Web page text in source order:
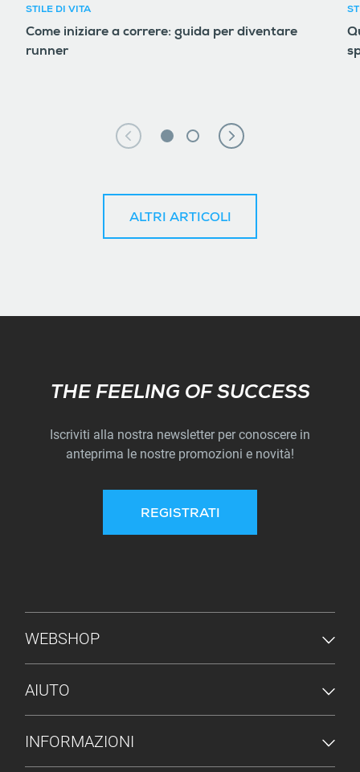
STILE DI VITA
Come iniziare a correre: guida per diventare
runner
ALTRI ARTICOLI
Subscribe
THE FEELING OF SUCCESS
Iscriviti alla nostra newsletter per conoscere in
anteprima le nostre promozioni e novità!
REGISTRATI
MENU PIÈ DI PAGINA
WEBSHOP
AIUTO
INFORMAZIONI